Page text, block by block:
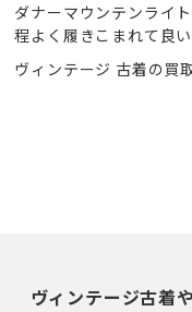
ダナーマウンテンライト
程よく履きこまれて良
ヴィンテージ 古着の買
ヴィンテージ古着